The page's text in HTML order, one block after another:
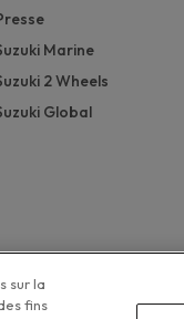
Marine
2 Wheels
Global
sur la
fins